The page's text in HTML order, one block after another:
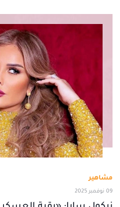
مشاهير
09 نوفمبر 2025